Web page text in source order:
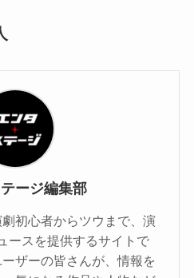
ージ編集部
初心者からツウまで、演
ースを提供するサイトで
ザーの皆さんが、情報を